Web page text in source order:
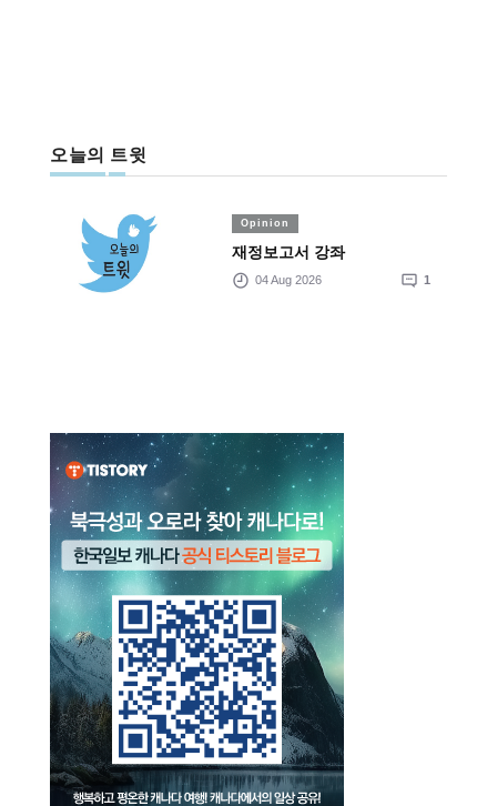
오늘의 트윗
Opinion
재정보고서 강좌
04 Aug 2026 1